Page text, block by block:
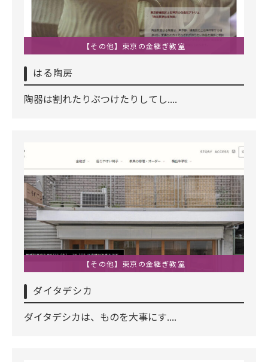
【その他】東京の金継ぎ教室
はる陶房
陶器は割れたりぶつけたりしてし....
【その他】東京の金継ぎ教室
ダイタデシカ
ダイタデシカは、ものを大事にす....